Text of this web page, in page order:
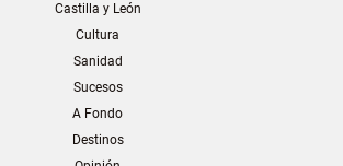
Castilla y León
Cultura
Sanidad
Sucesos
A Fondo
Destinos